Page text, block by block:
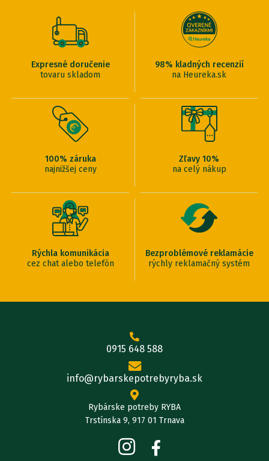
Expresné doručenie
tovaru skladom
98% kladných recenzií
na Heureka.sk
100% záruka
najnižšej ceny
Zľavy 10%
na celý nákup
Rýchla komunikácia
cez chat alebo telefón
Bezproblémové reklamácie
rýchly reklamačný systém
0915 648 588
info@rybarskepotrebyryba.sk
Rybárske potreby RYBA
Trstínska 9, 917 01 Trnava